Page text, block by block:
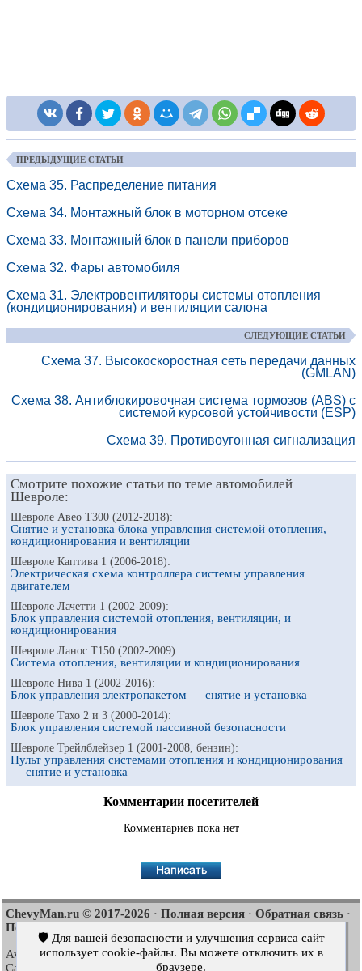
ПРЕДЫДУЩИЕ СТАТЬИ
Схема 35. Распределение питания
Схема 34. Монтажный блок в моторном отсеке
Схема 33. Монтажный блок в панели приборов
Схема 32. Фары автомобиля
Схема 31. Электровентиляторы системы отопления
(кондиционирования) и вентиляции салона
СЛЕДУЮЩИЕ СТАТЬИ
Схема 37. Высокоскоростная сеть передачи данных
(GMLAN)
Схема 38. Антиблокировочная система тормозов (ABS) с
системой курсовой устойчивости (ESP)
Схема 39. Противоугонная сигнализация
Смотрите похожие статьи по теме автомобилей
Шевроле:
Шевроле Авео Т300 (2012-2018):
Снятие и установка блока управления системой отопления,
кондиционирования и вентиляции
Шевроле Каптива 1 (2006-2018):
Электрическая схема контроллера системы управления
двигателем
Шевроле Лачетти 1 (2002-2009):
Блок управления системой отопления, вентиляции, и
кондиционирования
Шевроле Ланос Т150 (2002-2009):
Система отопления, вентиляции и кондиционирования
Шевроле Нива 1 (2002-2016):
Блок управления электропакетом — снятие и установка
Шевроле Тахо 2 и 3 (2000-2014):
Блок управления системой пассивной безопасности
Шевроле Трейлблейзер 1 (2001-2008, бензин):
Пульт управления системами отопления и кондиционирования
— снятие и установка
Комментарии посетителей
Комментариев пока нет
ChevyMan.ru © 2017-2026 · Полная версия · Обратная связь ·
Поиск по сайту Интересно почитать Карта сайта
Aveo 2003-2008·Aveo2006-2011·Aveo2012-2018·
Captiva 2008-2016·Lacetti
🛡️ Для вашей безопасности и улучшения сервиса сайт
использует cookie-файлы. Вы можете отключить их в
браузере.